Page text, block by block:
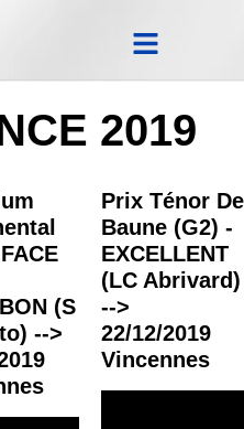
2019
(S
-->
Prix Ténor De
Baune (G2) -
EXCELLENT
(LC Abrivard)
-->
22/12/2019
Vincennes